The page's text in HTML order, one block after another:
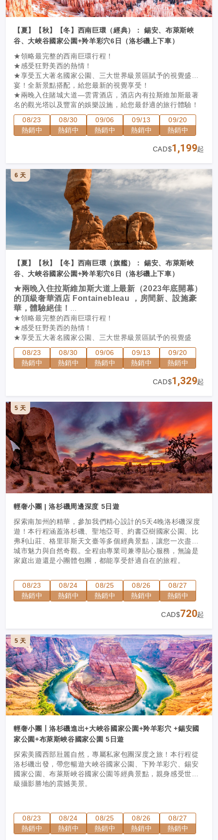
【夏】【秋】【冬】西南巨環（經典）： 錫安、布萊斯峽
谷、大峽谷國家公園+羚羊彩穴6日（洛杉磯上下車）
★領略最完整的西南巨環行程！
★感受狂野美西的熱情！
★享受五大著名國家公園、三大世界級景區賦予的視覺盛
宴！全新景點搭配，給您最新的視覺享受！
★兩晚入住賭城大道—雲霄酒店，酒店內有拉斯維加斯最著
名的觀光塔以及豐富的娛樂設施，給您最舒適的旅行體驗！
★兩人成團，保證出發。
08/23
熱銷中
08/30
熱銷中
09/06
熱銷中
09/13
熱銷中
09/20
熱銷中
CAD$1,199起
6 天
【夏】【秋】【冬】西南巨環（旗艦）： 錫安、布萊斯峽
谷、大峽谷國家公園+羚羊彩穴6日（洛杉磯上下車）
★兩晚入住拉斯維加斯大道上最新（2023年底開幕）
的頂級奢華酒店 Fontainebleau ，房間新、設施豪
華，體驗絕佳！
★領略最完整的西南巨環行程！
★感受狂野美西的熱情！
★享受五大著名國家公園、三大世界級景區賦予的視覺盛
宴！全新景點搭配，給您最新的視覺享受！
★兩人成團，保證出發。
08/23
熱銷中
08/30
熱銷中
09/06
熱銷中
09/13
熱銷中
09/20
熱銷中
CAD$1,329起
5 天
輕奢小團 | 洛杉磯周邊深度 5日遊
探索南加州的精華，參加我們精心設計的5天4晚洛杉磯深度
遊！本行程涵蓋洛杉磯、聖地亞哥、約書亞樹國家公園、比
弗利山莊、格里菲斯天文臺等多個經典景點，讓您一次盡覽
城市魅力與自然奇觀。全程由專業司兼導貼心服務，無論是
家庭出遊還是小團體包團，都能享受舒適自在的旅程。
08/23
熱銷中
08/24
熱銷中
08/25
熱銷中
08/26
熱銷中
08/27
熱銷中
CAD$720起
5 天
輕奢小團丨洛杉磯進出+大峽谷國家公園+羚羊彩穴 +錫安國
家公園+布萊斯峽谷國家公園 5日遊
探索美國西部壯麗自然，專屬私家包團深度之旅！本行程從
洛杉磯出發，帶您暢遊大峽谷國家公園、下羚羊彩穴、錫安
國家公園、布萊斯峽谷國家公園等經典景點，親身感受世界
級攝影勝地的震撼美景。
08/23
熱銷中
08/24
熱銷中
08/25
熱銷中
08/26
熱銷中
08/27
熱銷中